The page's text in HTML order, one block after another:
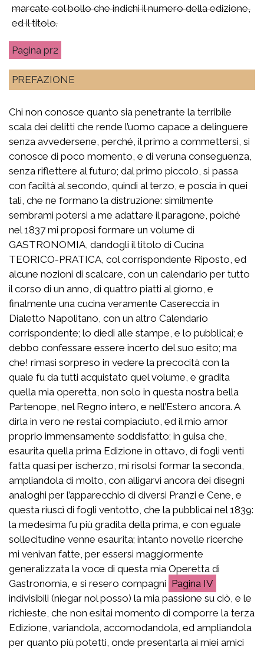
marcate col bollo che indichi il numero della edizione,
ed il titolo.
pr2
PREFAZIONE
Chi non conosce quanto sia penetrante la terribile
scala dei delitti che rende l’uomo capace a delinguere
senza avvedersene, perché, il primo a commettersi, si
conosce di poco momento, e di veruna conseguenza,
senza riflettere al futuro; dal primo piccolo, si passa
con faciltà al secondo, quindi al terzo, e poscia in quei
tali, che ne formano la distruzione: similmente
sembrami potersi a me adattare il paragone, poiché
nel 1837 mi proposi formare un volume di
GASTRONOMIA, dandogli il titolo di Cucina
TEORICO-PRATICA, col corrispondente Riposto, ed
alcune nozioni di scalcare, con un calendario per tutto
il corso di un anno, di quattro piatti al giorno, e
finalmente una cucina veramente Casereccia in
Dialetto Napolitano, con un altro Calendario
corrispondente; lo diedi alle stampe, e lo pubblicai; e
debbo confessare essere incerto del suo esito; ma
che! rimasi sorpreso in vedere la precocità con la
quale fu da tutti acquistato quel volume, e gradita
quella mia operetta, non solo in questa nostra bella
Partenope, nel Regno intero, e nell’Estero ancora. A
dirla in vero ne restai compiaciuto, ed il mio amor
proprio immensamente soddisfatto; in guisa che,
esaurita quella prima Edizione in ottavo, di fogli venti
fatta quasi per ischerzo, mi risolsi formar la seconda,
ampliandola di molto, con alligarvi ancora dei disegni
analoghi per l’apparecchio di diversi Pranzi e Cene, e
questa riuscì di fogli ventotto, che la pubblicai nel 1839:
la medesima fu più gradita della prima, e con eguale
sollecitudine venne esaurita; intanto novelle ricerche
mi venivan fatte, per essersi maggiormente
generalizzata la voce di questa mia Operetta di
Gastronomia, e si resero compagni
IV
indivisibili (niegar nol posso) la mia passione su ciò, e le
richieste, che non esitai momento di comporre la terza
Edizione, variandola, accomodandola, ed ampliandola
per quanto più potetti, onde presentarla ai miei amici